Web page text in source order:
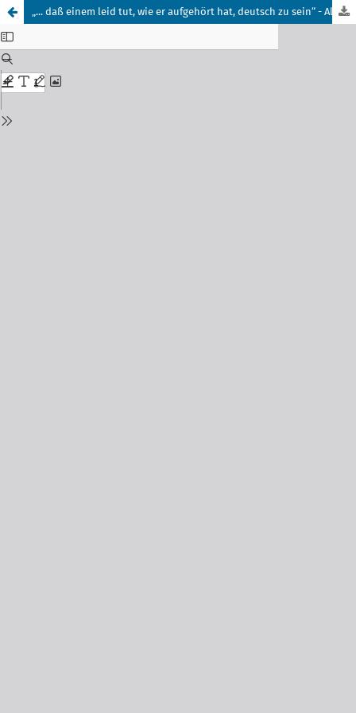
„... daß einem leid tut, wie er aufgehört hat, deutsch zu sein“ - Alexander von Humboldt, Preußen und Amerika